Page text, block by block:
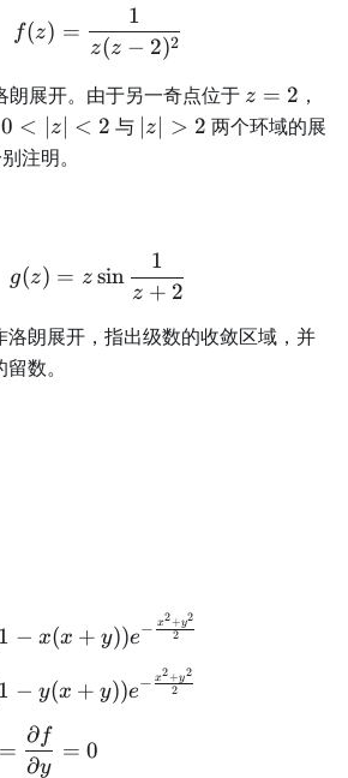
f(z)=\frac1{z(z-2)^2}
f(z) =
z(z − 2)2
1
朗展开。由于另一奇点位于 z=2
z = 2 ，
0<|z|
<2
0 < z < 2 与 |z|>2
z > 2 两个环域的展
注明。
g(z)=z\sin\frac1{z+2}
g(z) = z sin
z + 2
1
洛朗展开，指出级数的收敛区域，并
数。
\begin{aligned}
1 − x(x + y))e− 2
x2+y2
1 − y(x + y))e− 2
x2+y2
=
∂y
∂f
= 0